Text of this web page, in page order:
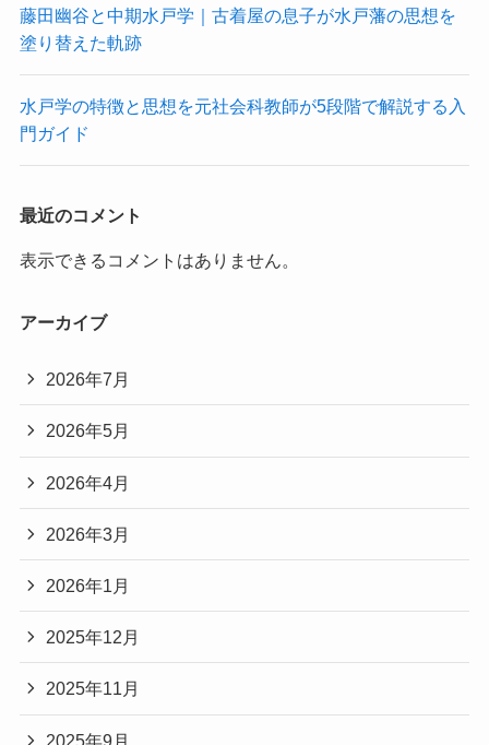
藤田幽谷と中期水戸学｜古着屋の息子が水戸藩の思想を
塗り替えた軌跡
水戸学の特徴と思想を元社会科教師が5段階で解説する入
門ガイド
最近のコメント
表示できるコメントはありません。
アーカイブ
2026年7月
2026年5月
2026年4月
2026年3月
2026年1月
2025年12月
2025年11月
2025年9月